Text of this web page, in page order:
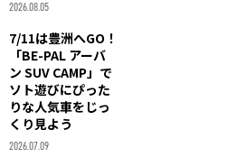
2026.08.05
7/11は豊洲へGO！
「BE-PAL アーバ
ン SUV CAMP」で
ソト遊びにぴった
りな人気車をじっ
くり見よう
2026.07.09